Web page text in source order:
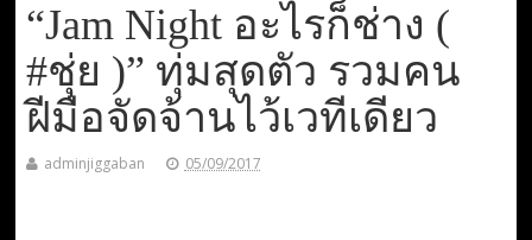
“Jam Night อะไรก็ช่าง (
#ชุ่ย )” ทุ่มสุดตัว รวมคน
ฝีมือจัดจ้านไว้เวทีเดียว
adminjiggaban 05/09/2017